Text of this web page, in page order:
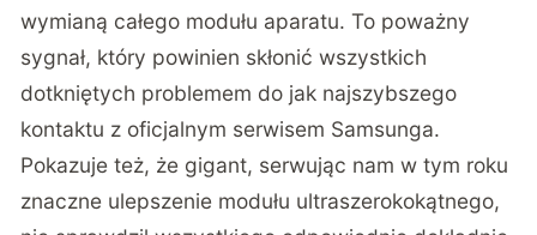
wymianą całego modułu aparatu. To poważny
sygnał, który powinien skłonić wszystkich
dotkniętych problemem do jak najszybszego
kontaktu z oficjalnym serwisem Samsunga.
Pokazuje też, że gigant, serwując nam w tym roku
znaczne ulepszenie modułu ultraszerokokątnego,